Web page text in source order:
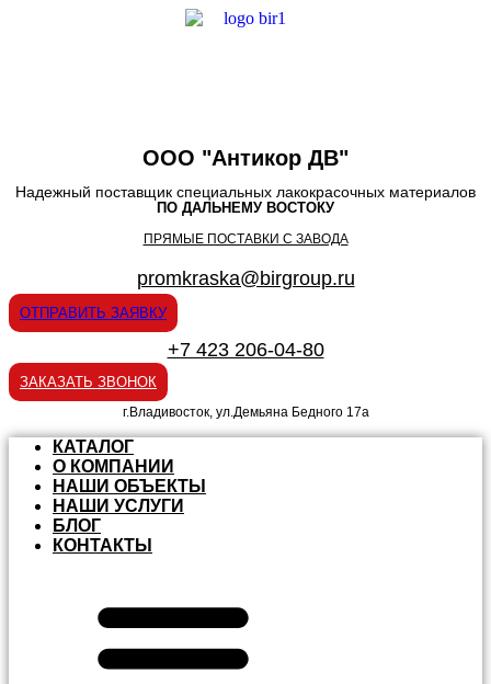
ООО "Антикор ДВ"
Надежный поставщик специальных лакокрасочных материалов
ПО ДАЛЬНЕМУ ВОСТОКУ
ПРЯМЫЕ ПОСТАВКИ С ЗАВОДА
promkraska@birgroup.ru
ОТПРАВИТЬ ЗАЯВКУ
+7 423 206-04-80
ЗАКАЗАТЬ ЗВОНОК
г.Владивосток, ул.Демьяна Бедного 17а
КАТАЛОГ
О КОМПАНИИ
НАШИ ОБЪЕКТЫ
НАШИ УСЛУГИ
БЛОГ
КОНТАКТЫ